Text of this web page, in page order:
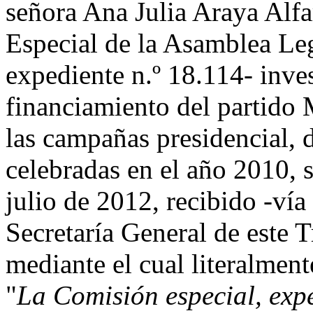
señora Ana Julia Araya
Especial de la Asamblea
expediente n.º 18.114-
financiamiento del partido
las campañas
celebradas en el año 2010,
julio de 2012, recibido -
Secretaría General de
mediante el cual
"La Comisión especial,